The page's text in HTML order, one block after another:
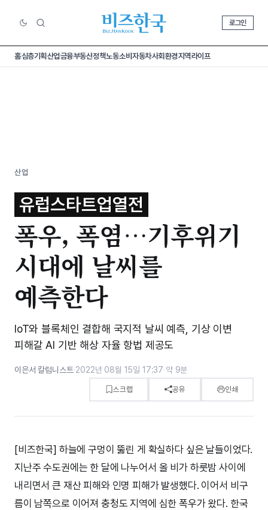
로그인
홈심층기획산업금융부동산정책노동소비 자동차사회환경지역라이프
산업
유럽스타트업열전
폭우, 폭염…기후위기
시대에 날씨를
예측한다
IoT와 블록체인 결합해 국지적 날씨 예측, 기상 이변
피해갈 AI 기반 해상 자율 항법 제공도
이은서 칼럼니스트·2022년 08월 15일 17:37·약 9분
스크랩 공유 인쇄
[비즈한국] 하늘에 구멍이 뚫린 게 확실하다 싶은 날들이었다.
지난주 수도권에는 한 달에 나누어서 올 비가 하룻밤 사이에
내리면서 큰 재산 피해와 인명 피해가 발생했다. 이어서 비구
름이 남쪽으로 이어져 충청도 지역에 심한 폭우가 왔다. 한국